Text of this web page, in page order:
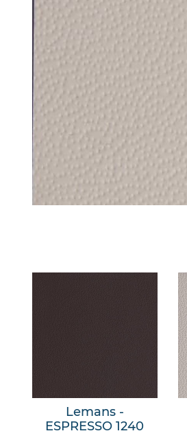
Lemans -
ESPRESSO 1240